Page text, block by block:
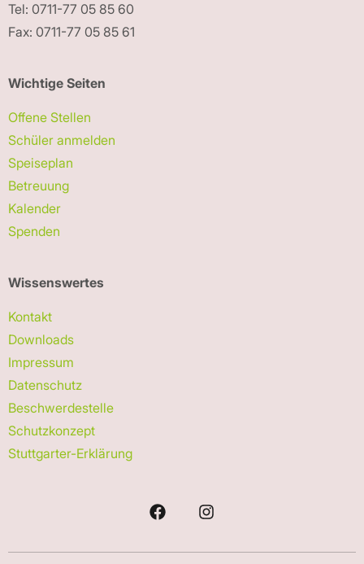
Tel: 0711-77 05 85 60
Fax: 0711-77 05 85 61
Wichtige Seiten
Offene Stellen
Schüler anmelden
Speiseplan
Betreuung
Kalender
Spenden
Wissenswertes
Kontakt
Downloads
Impressum
Datenschutz
Beschwerdestelle
Schutzkonzept
Stuttgarter-Erklärung